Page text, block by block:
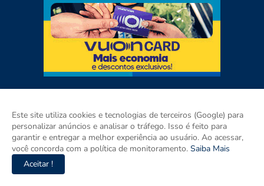
Este site utiliza cookies e tecnologias de terceiros (Google) para
personalizar anúncios e analisar o tráfego. Isso é feito para
garantir e entregar a melhor experiência ao usuário. Ao acessar,
você concorda com a política de monitoramento. Saiba Mais
Aceitar !